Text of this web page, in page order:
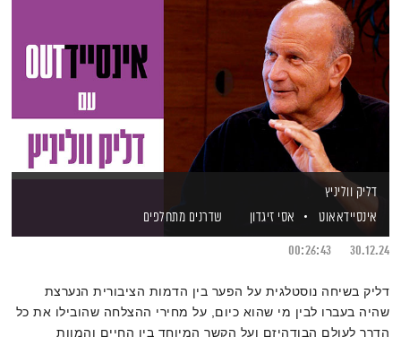
דליק ווליניץ
אינסיידאאוט
אסי זיגדון שדרנים מתחלפים
30.12.24
00:26:43
דליק בשיחה נוסטלגית על הפער בין הדמות הציבורית הנערצת
שהיה בעברו לבין מי שהוא כיום, על מחירי ההצלחה שהובילו את כל
הדרך לעולם הבודהיזם ועל הקשר המיוחד בין החיים והמוות